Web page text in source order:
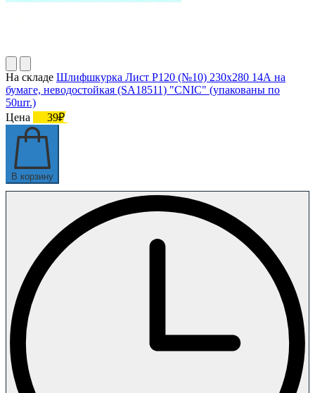
На складе Шлифшкурка Лист Р120 (№10) 230х280 14А на
бумаге, неводостойкая (SA18511) "CNIC" (упакованы по
50шт.)
Цена
39₽
В корзину